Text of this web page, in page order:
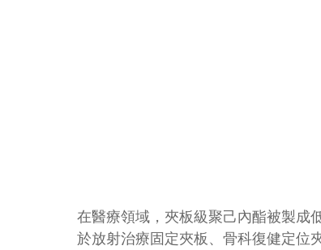
在醫療領域，夾板級聚己內酯被製成
於放射治療固定夾板、骨科復健定位